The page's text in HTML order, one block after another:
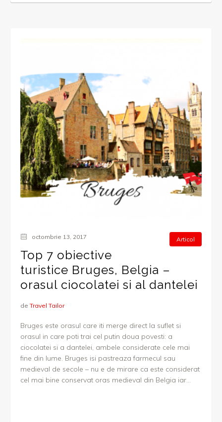
Articol
octombrie 13, 2017
Top 7 obiective
turistice Bruges, Belgia –
orasul ciocolatei si al dantelei
de Travel Tailor
Bruges este orasul care iti merge direct la suflet si
orasul in care poti trai cel putin doua povesti: a
ciocolatei si a dantelei, ambele considerate cele mai
fine din lume. Bruges isi pastreaza farmecul sau
medieval de secole – nu e de mirare ca este considerat
cel mai bine conservat oras medieval din Belgia iar...